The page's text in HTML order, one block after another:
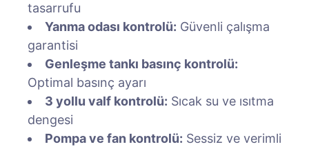
tasarrufu
Yanma odası kontrolü: Güvenli çalışma
garantisi
Genleşme tankı basınç kontrolü:
Optimal basınç ayarı
3 yollu valf kontrolü: Sıcak su ve ısıtma
dengesi
Pompa ve fan kontrolü: Sessiz ve verimli